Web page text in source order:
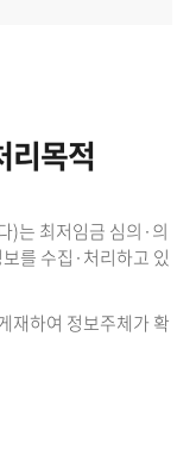
리목적
)는 최저임금 심의·의
를 수집·처리하고 있
재하여 정보주체가 확